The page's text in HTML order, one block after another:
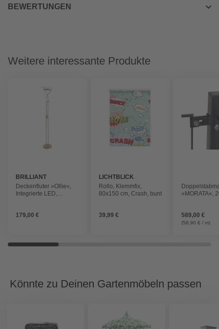
BEWERTUNGEN
Weitere interessante Produkte
BRILLIANT
Deckenfluter »Ollie«,
Integrierte LED,
cm
179,00 €
LICHTBLICK
Rollo, ‎‎Klemmfix,
80x150 cm‎, Crash, bunt
39,99 €
»MORATA«,
589,00 €
(58,90 € / m)
Könnte zu Deinen Gartenmöbeln passen